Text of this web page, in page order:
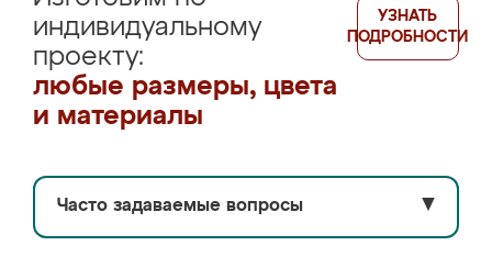
индивидуальному
проекту:
любые размеры, цвета
и материалы
УЗНАТЬ
ПОДРОБНОСТИ
Часто задаваемые вопросы ▼